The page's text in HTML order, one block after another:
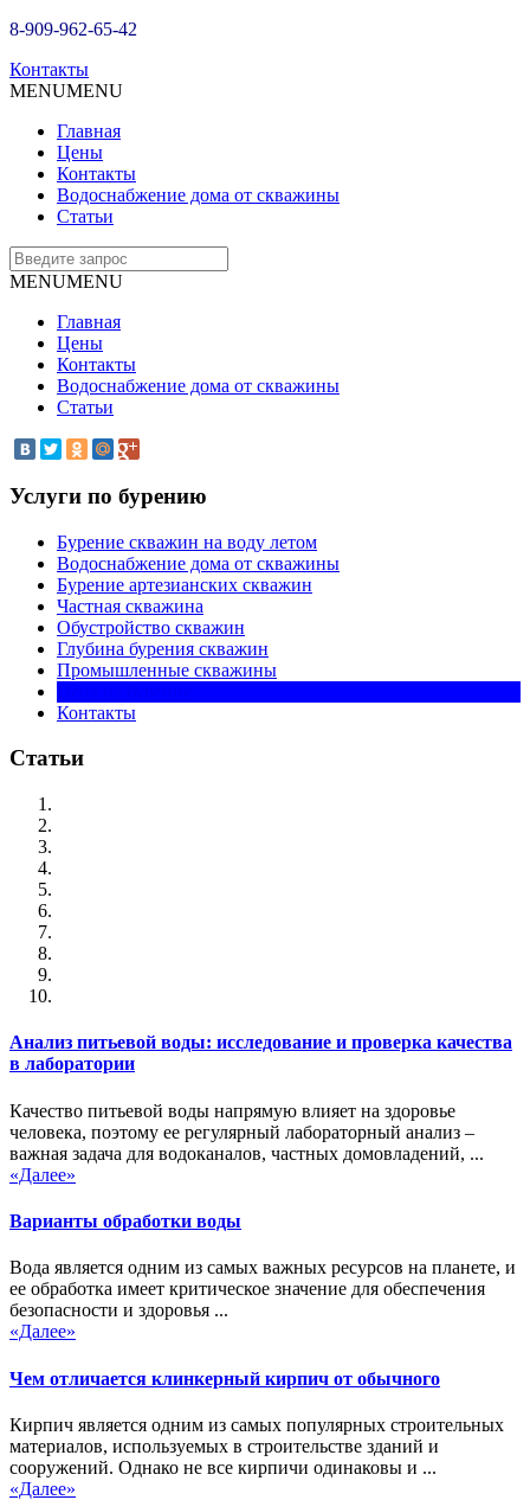
8-909-962-65-42
Контакты
MENUMENU
Главная
Цены
Контакты
Водоснабжение дома от скважины
Статьи
MENUMENU
Главная
Цены
Контакты
Водоснабжение дома от скважины
Статьи
Услуги по бурению
Бурение скважин на воду летом
Водоснабжение дома от скважины
Бурение артезианских скважин
Частная скважина
Обустройство скважин
Глубина бурения скважин
Промышленные скважины
Контакты
Статьи
Анализ питьевой воды: исследование и проверка качества
в лаборатории
Качество питьевой воды напрямую влияет на здоровье
человека, поэтому ее регулярный лабораторный анализ –
важная задача для водоканалов, частных домовладений, ...
«Далее»
Варианты обработки воды
Вода является одним из самых важных ресурсов на планете, и
ее обработка имеет критическое значение для обеспечения
безопасности и здоровья ...
«Далее»
Чем отличается клинкерный кирпич от обычного
Кирпич является одним из самых популярных строительных
материалов, используемых в строительстве зданий и
сооружений. Однако не все кирпичи одинаковы и ...
«Далее»